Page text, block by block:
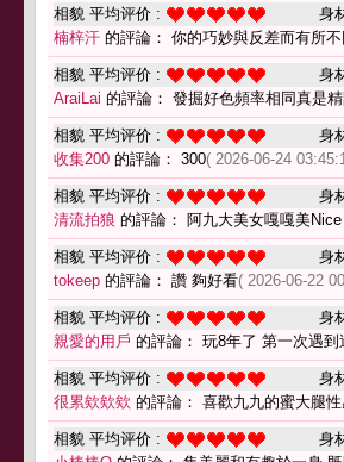
相貌 平均评价 :
身
楠梓汗 的評論： 你的巧妙與反差而有所不
相貌 平均评价 :
身
AraiLai 的評論： 發掘好色頻率相同真是
相貌 平均评价 :
身
收集200 的評論： 300( 2026-06-24
相貌 平均评价 :
身
清流拍狼 的評論： 阿九大美女嘎嘎美Nice
相貌 平均评价 :
身
tokeep 的評論： 讚 夠好看( 2026-06-22
相貌 平均评价 :
身
親愛的用戶 的評論： 玩8年了 第一次遇到
相貌 平均评价 :
身
很累欸欸欸 的評論： 喜歡九九的蜜大腿性
相貌 平均评价 :
身